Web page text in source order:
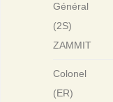
Général
(2S)
ZAMMIT
Colonel
(ER)